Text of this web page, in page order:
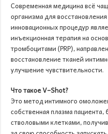
Современная медицина всё
организма для
инновационных процедур
инъекционная терапия на
тромбоцитами (PRP),
восстановление тканей
улучшение чувствительности.
Что такоеV–Shot?
Это метод интимного
собственная плазма
стволовыми клетками,